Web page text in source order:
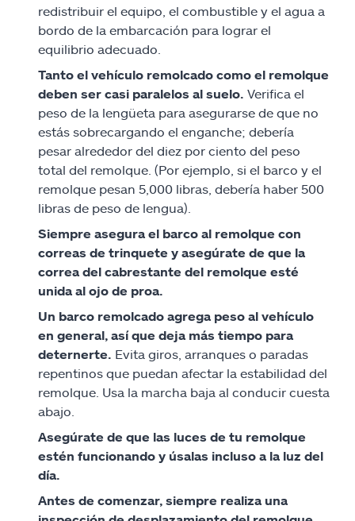
redistribuir el equipo, el combustible y el agua a
bordo de la embarcación para lograr el
equilibrio adecuado.
Tanto el vehículo remolcado como el remolque
deben ser casi paralelos al suelo. Verifica el
peso de la lengüeta para asegurarse de que no
estás sobrecargando el enganche; debería
pesar alrededor del diez por ciento del peso
total del remolque. (Por ejemplo, si el barco y el
remolque pesan 5,000 libras, debería haber 500
libras de peso de lengua).
Siempre asegura el barco al remolque con
correas de trinquete y asegúrate de que la
correa del cabrestante del remolque esté
unida al ojo de proa.
Un barco remolcado agrega peso al vehículo
en general, así que deja más tiempo para
deternerte Evita giros, arranques o paradas
repentinos que puedan afectar la estabilidad del
remolque. Usa la marcha baja al conducir cuesta
abajo.
Asegúrate de que las luces de tu remolque
estén funcionando y úsalas incluso a la luz del
día.
Antes de comenzar, siempre realiza una